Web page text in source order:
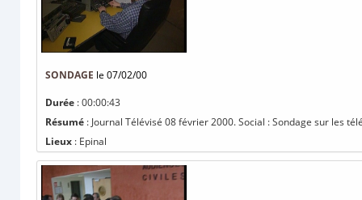
SONDAGE le 07/02/00
Durée : 00:00:43
Résumé : Journal Télévisé 08 février 2000. Social : Sondage sur les
Lieux : Epinal